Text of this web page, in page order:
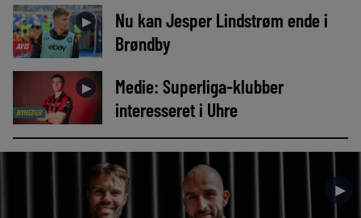
AVIS
►
Nu kan Jesper Lindstrøm ende i
Brøndby
NYHEDER
►
Medie: Superliga-klubber
interesseret i Uhre
►